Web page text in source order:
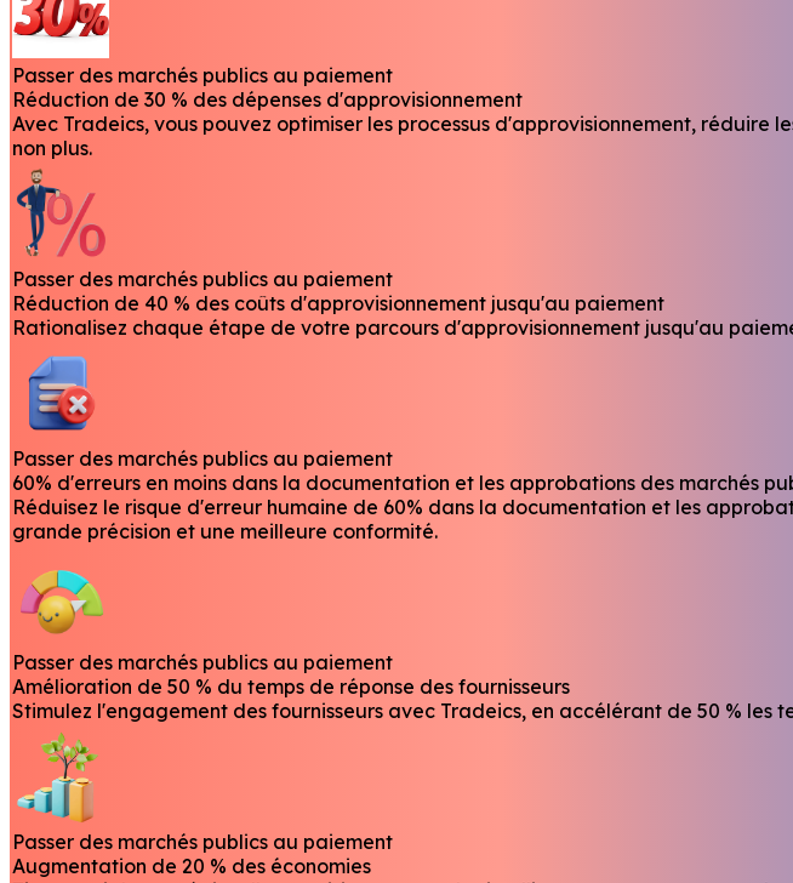
Passer des marchés publics au paiement
Réduction de 30 % des dépenses d'approvisionnement
Avec Tradeics, vous pouvez optimiser les processus d'approvisionnement,
non plus.
Passer des marchés publics au paiement
Réduction de 40 % des coûts d'approvisionnement jusqu'au paiement
Rationalisez chaque étape de votre parcours d'approvisionnement jusqu'au
Passer des marchés publics au paiement
60% d'erreurs en moins dans la documentation et les approbations des marchés
Réduisez le risque d'erreur humaine de 60% dans la documentation et les
grande précision et une meilleure conformité.
Passer des marchés publics au paiement
Amélioration de 50 % du temps de réponse des fournisseurs
Stimulez l'engagement des fournisseurs avec Tradeics, en accélérant de 50 %
Passer des marchés publics au paiement
Augmentation de 20 % des économies